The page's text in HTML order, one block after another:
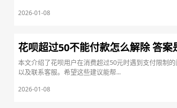
2026-01-08
花呗超过50不能付款怎么解除 答案
本文介绍了花呗用户在消费超过50元时遇到支付限制
以及联系客服。希望这些建议能帮...
2026-01-08